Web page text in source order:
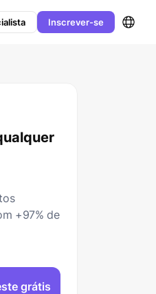
Inscrever-se
+97% de
grátis